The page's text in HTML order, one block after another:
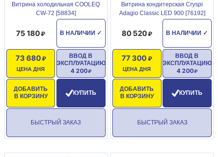
Витрина холодильная COOLEQ
CW-72 [58834]
В НАЛИЧИИ ✓
75 180
ЦЕНА ДНЯ
73 680
ДОБАВИТЬ
В КОРЗИНУ
ВВОД В
ЭКСПЛУАТАЦИЮ
4 200
КУПИТЬ
БЫСТРЫЙ ЗАКАЗ
Витрина кондитерская Cryspi
Adagio Classic LED 900 [76192]
В НАЛИЧИИ ✓
80 520
ЦЕНА ДНЯ
77 300
ДОБАВИТЬ
В КОРЗИНУ
ВВОД В
ЭКСПЛУАТАЦИЮ
4 200
КУПИТЬ
БЫСТРЫЙ ЗАКАЗ